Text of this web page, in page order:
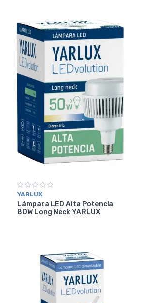
YARLUX
Lámpara LED Alta Potencia
80W Long Neck YARLUX